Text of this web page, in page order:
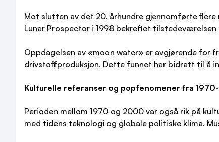
Mot slutten av det 20. århundre gjennomførte flere
Lunar Prospector i 1998 bekreftet tilstedeværelsen
Oppdagelsen av «moon water» er avgjørende for
drivstoffproduksjon. Dette funnet har bidratt til å
Kulturelle referanser og popfenomener fra
Perioden mellom 1970 og 2000 var også rik på
med tidens teknologi og globale politiske klima.